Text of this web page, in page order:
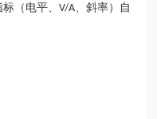
（电平、 V/A、斜率）自